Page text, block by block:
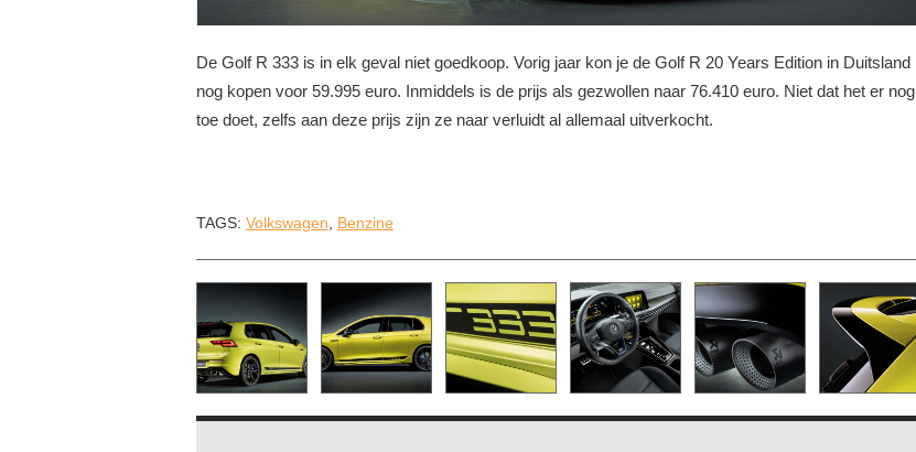
De Golf R 333 is in elk geval niet goedkoop. Vorig jaar kon je de Golf R 20 Years Edition in Duitsland
nog kopen voor 59.995 euro. Inmiddels is de prijs als gezwollen naar 76.410 euro. Niet dat het er nog
toe doet, zelfs aan deze prijs zijn ze naar verluidt al allemaal uitverkocht.
TAGS: Volkswagen Benzine